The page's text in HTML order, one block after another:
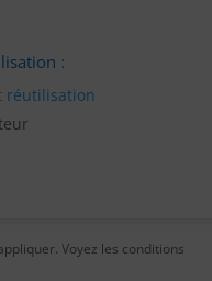
:
réutilisation
Voyez les conditions